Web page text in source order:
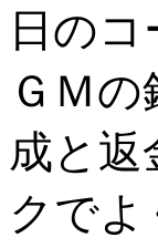
日の
ＧＭ
成と
クで